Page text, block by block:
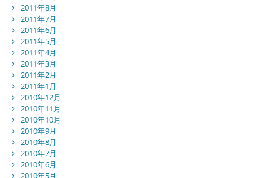
2011年8月
2011年7月
2011年6月
2011年5月
2011年4月
2011年3月
2011年2月
2011年1月
2010年12月
2010年11月
2010年10月
2010年9月
2010年8月
2010年7月
2010年6月
2010年5月